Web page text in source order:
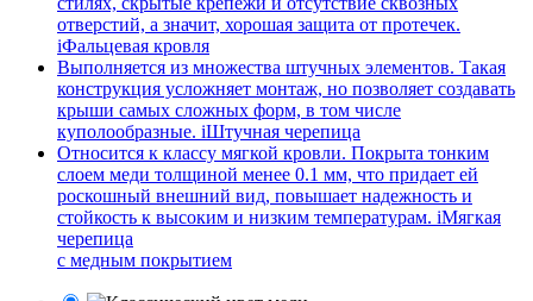
отверстий, а значит, хорошая защита от протечек.
iФальцевая кровля
Выполняется из множества штучных элементов. Такая
конструкция усложняет монтаж, но позволяет создавать
крыши самых сложных форм, в том числе
куполообразные. iШтучная черепица
Относится к классу мягкой кровли. Покрыта тонким
слоем меди толщиной менее 0.1 мм, что придает ей
роскошный внешний вид, повышает надежность и
стойкость к высоким и низким температурам. iМягкая
черепица
с медным покрытием